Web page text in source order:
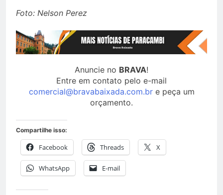
Foto: Nelson Perez
Anuncie no BRAVA!
Entre em contato pelo e-mail
comercial@bravabaixada.com.bre peça um
orçamento.
Compartilhe isso:
Facebook Threads X
WhatsApp E-mail